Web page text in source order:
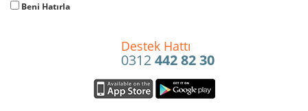
Beni Hatırla
Destek Hattı
0312442 82 30